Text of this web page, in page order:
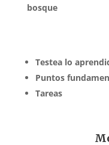
bosque
Testea lo
Puntos
Tareas